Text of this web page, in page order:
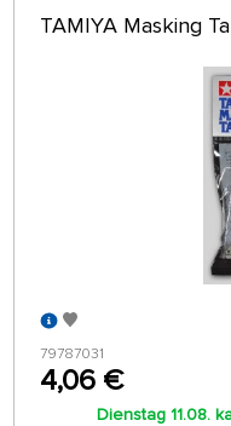
TAMIYA Masking
79787031
4,06 €
Dienstag 11.08.